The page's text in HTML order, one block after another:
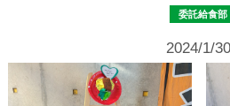
委託給食部
2024/1/30